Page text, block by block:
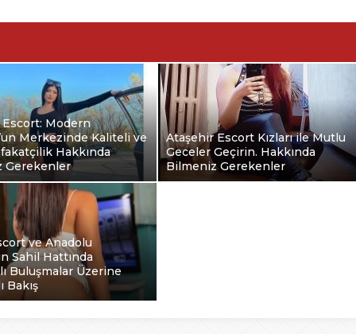
Modern
Merkezinde Kaliteli ve
Hakkında
Gerekenler
Ataşehir Escort Kızları ile Mutlu
Geceler Geçirin. Hakkında
Bilmeniz Gerekenler
ve Anadolu
Sahil Hattında
Buluşmalar Üzerine
Bakış